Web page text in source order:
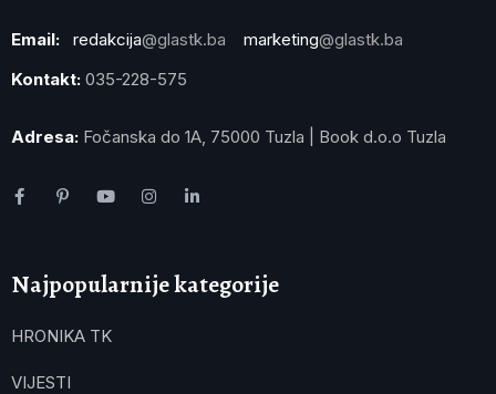
Email: redakcija@glastk.ba marketing@glastk.ba
Kontakt: 035-228-575
Adresa: Fočanska do 1A, 75000 Tuzla | Book d.o.o Tuzla
Najpopularnije kategorije
HRONIKA TK
VIJESTI